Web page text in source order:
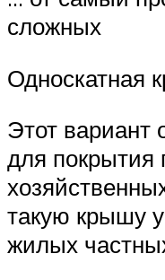
сложных
Односкатная
Этот вариант
для покрытия
такую крышу
жилых